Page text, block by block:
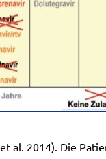
al. 2014). Die